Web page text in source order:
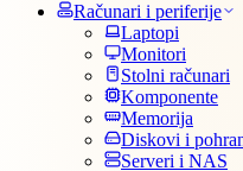
Računari i periferije
Laptopi
Monitori
Stolni računari
Komponente
Memorija
Diskovi i
Serveri i NAS